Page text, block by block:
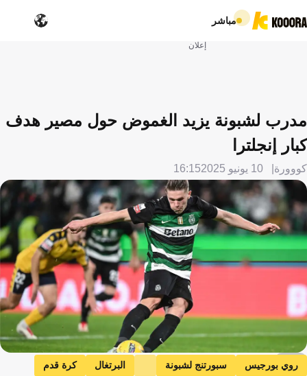
مباشر
إعلان
مدرب لشبونة يزيد الغموض حول مصير هدف
كبار إنجلترا
كووورة 10 يونيو 2025 16:15
روي بورجيس سبورتنج لشبونة البرتغال كرة قدم